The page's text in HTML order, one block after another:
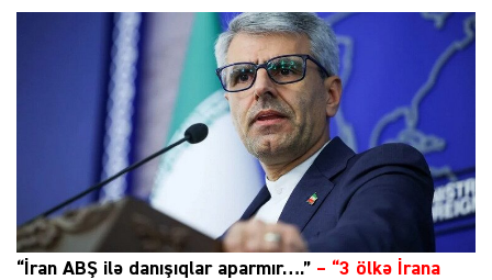
“İran ABŞ ilə danışıqlar aparmır….” – “3 ölkə İrana